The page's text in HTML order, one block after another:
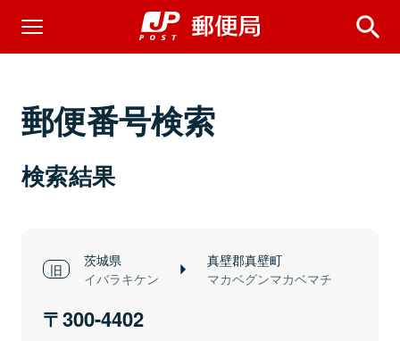
郵便番号検索
検索結果
茨城県
イバラキケン
真壁郡真壁町
マカベグンマカベマチ
300-4402